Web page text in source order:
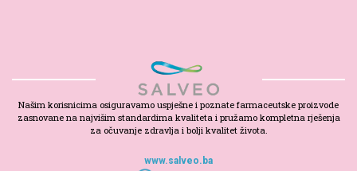
Našim korisnicima osiguravamo uspješne i poznate farmaceutske proizvode
zasnovane na najvišim standardima kvaliteta i pružamo kompletna rješenja
za očuvanje zdravlja i bolji kvalitet života.
www.salveo.ba